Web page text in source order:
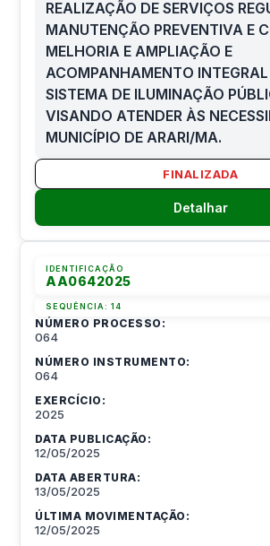
REALIZAÇÃO DE SERVIÇOS
MANUTENÇÃO PREVENTIVA E
MELHORIA E AMPLIAÇÃO E
ACOMPANHAMENTO
SISTEMA DE ILUMINAÇÃO
VISANDO ATENDER ÀS
MUNICÍPIO DE ARARI/MA.
FINALIZADA
Detalhar
IDENTIFICAÇÃO
AA0642025
SEQUÊNCIA:14
NÚMERO PROCESSO:
064
NÚMERO INSTRUMENTO:
064
EXERCÍCIO:
2025
DATA PUBLICAÇÃO:
12/05/2025
DATA ABERTURA:
13/05/2025
ÚLTIMA MOVIMENTAÇÃO:
12/05/2025